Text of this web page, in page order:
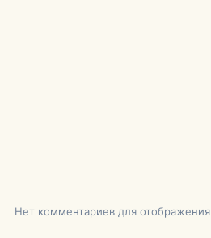
Нет комментариев для отображения